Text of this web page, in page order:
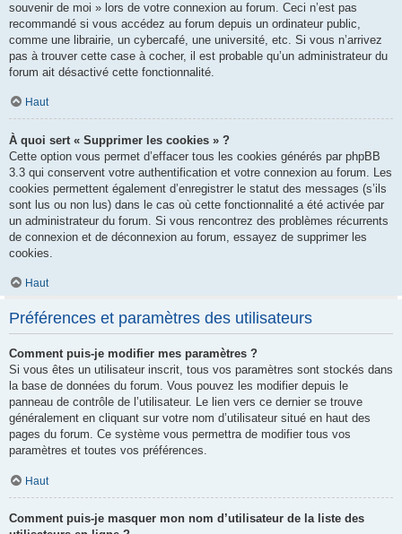
souvenir de moi » lors de votre connexion au forum. Ceci n’est pas
recommandé si vous accédez au forum depuis un ordinateur public,
comme une librairie, un cybercafé, une université, etc. Si vous n’arrivez
pas à trouver cette case à cocher, il est probable qu’un administrateur du
forum ait désactivé cette fonctionnalité.
Haut
À quoi sert « Supprimer les cookies » ?
Cette option vous permet d’effacer tous les cookies générés par phpBB
3.3 qui conservent votre authentification et votre connexion au forum. Les
cookies permettent également d’enregistrer le statut des messages (s’ils
sont lus ou non lus) dans le cas où cette fonctionnalité a été activée par
un administrateur du forum. Si vous rencontrez des problèmes récurrents
de connexion et de déconnexion au forum, essayez de supprimer les
cookies.
Haut
Préférences et paramètres des utilisateurs
Comment puis-je modifier mes paramètres ?
Si vous êtes un utilisateur inscrit, tous vos paramètres sont stockés dans
la base de données du forum. Vous pouvez les modifier depuis le
panneau de contrôle de l’utilisateur. Le lien vers ce dernier se trouve
généralement en cliquant sur votre nom d’utilisateur situé en haut des
pages du forum. Ce système vous permettra de modifier tous vos
paramètres et toutes vos préférences.
Haut
Comment puis-je masquer mon nom d’utilisateur de la liste des